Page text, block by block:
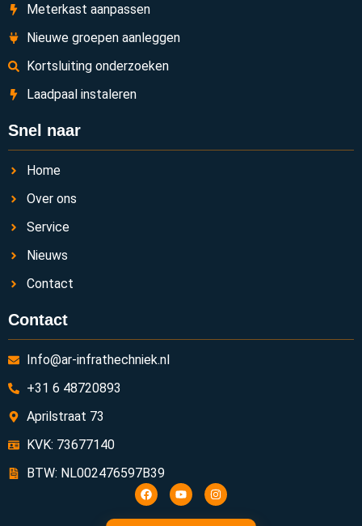
Meterkast aanpassen
Nieuwe groepen aanleggen
Kortsluiting onderzoeken
Laadpaal instaleren
Snel naar
Home
Over ons
Service
Nieuws
Contact
Contact
Info@ar-infrathechniek.nl
+31 6 48720893
Aprilstraat 73
KVK: 73677140
BTW: NL002476597B39